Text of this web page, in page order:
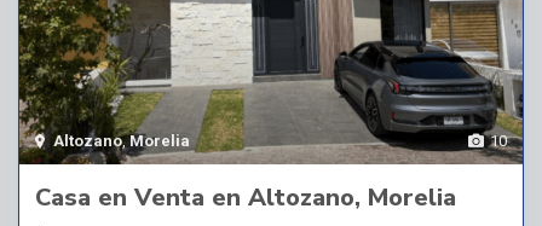
10
Altozano,Morelia
Casa en Venta en Altozano, Morelia